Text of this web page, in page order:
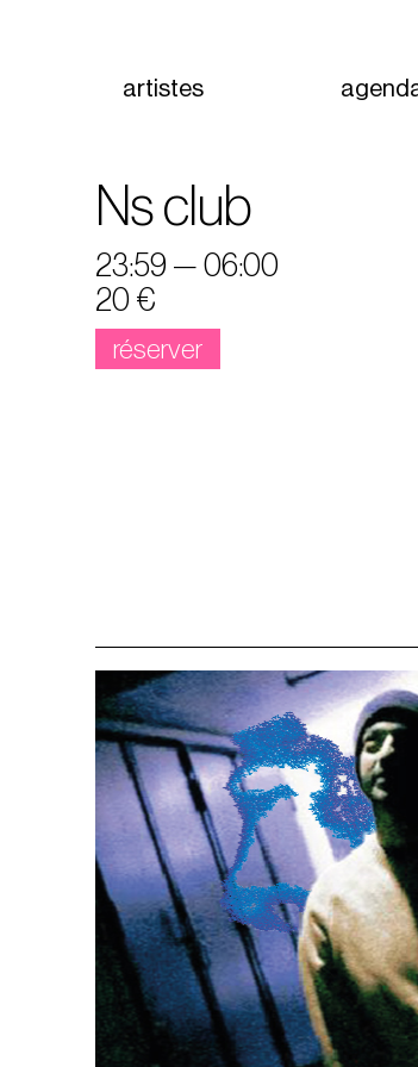
artistes
Ns club
23:59 — 06:00
20 €
réserver